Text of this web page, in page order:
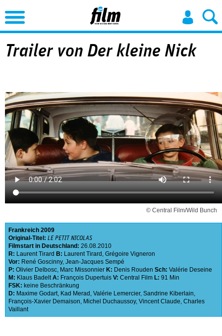
Jump to Navigation
Trailer von Der kleine Nick
© Central Film/Wild Bunch
Frankreich 2009
Original-Titel: LE PETIT NICOLAS
Filmstart in Deutschland: 26.08.2010
R: Laurent Tirard B: Laurent Tirard , Grégoire Vigneron
Vor: René Goscinny, Jean-Jacques Sempé
P: Olivier Delbosc, Marc Missonnier K: Denis Rouden Sch: Valérie Deseine
M: Klaus Badelt A: François Dupertuis V: Central Film L: 91 Min
FSK: keine Beschränkung
D: Maxime Godart, Kad Merad , Valérie Lemercier, Sandrine Kiberlain,
François-Xavier Demaison, Michel Duchaussoy, Vincent Claude, Charles
Vaillant